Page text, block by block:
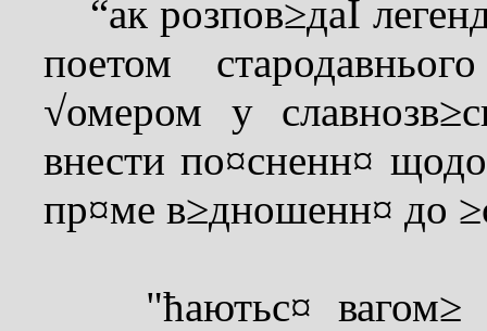
“ак розпов≥даЇ
поетом
√омером у
внести по¤сненн¤
пр¤ме в≥дношенн¤ до
"ћаютьс¤ вагом≥